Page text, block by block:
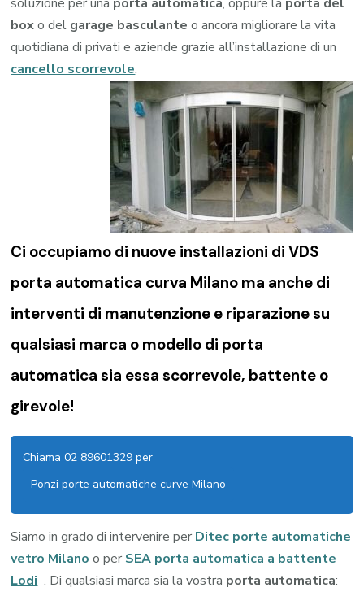
boxo del garage basculante o ancora migliorare la vita
quotidiana di privati e aziende grazie all’installazione di un
cancello scorrevole.
Ci occupiamo di nuove installazioni di VDS
porta automatica curva Milano ma anche di
interventi di manutenzione e riparazione su
qualsiasi marca o modello di porta
automatica sia essa scorrevole, battente o
girevole!
Chiama 02 89601329 per
Ponzi porte automatiche curve Milano
Siamo in grado di intervenire per Ditec porte automatiche
vetro Milano o per SEA porta automatica a battente
Lodi . Di qualsiasi marca sia la vostra porta automatica: